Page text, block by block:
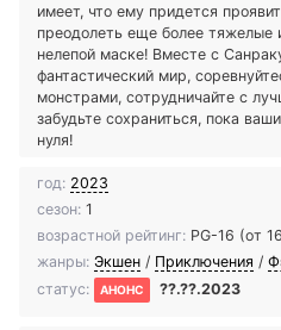
имеет, что ему придется
преодолеть еще более тяжелые
нелепой маске! Вместе с
фантастический мир,
монстрами, сотрудничайте с
забудьте сохраниться, пока
нуля!
год: 2023
сезон: 1
возрастной рейтинг: PG-16 (от
жанры: Экшен / Приключения /
статус:
АНОНС ??.??.2023